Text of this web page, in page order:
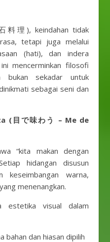
料理), keindahan tidak
tetapi juga melalui
(hati), dan indera
mencerminkan filosofi
bukan sekadar untuk
sebagai seni dan
(目で味わう – Me de
“kita makan dengan
hidangan disusun
keseimbangan warna,
menenangkan.
estetika visual dalam
bahan dan hiasan dipilih